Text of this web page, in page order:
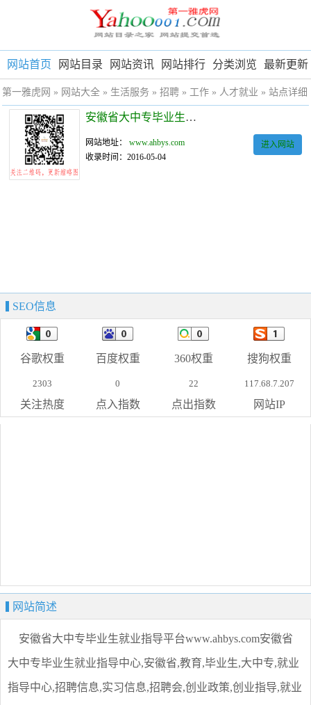
网站首页 网站目录 网站资讯 网站排行 分类浏览 最新更新
第一雅虎网 » 网站大全 » 生活服务 » 招聘 » 工作 » 人才就业 » 站点详细
安徽省大中专毕业生就业指导平台
网站地址：www.ahbys.com
收录时间：2016-05-04
进入网站
SEO信息
谷歌权重 百度权重 360权重 搜狗权重
2303
关注热度
0
点入指数
22
点出指数
117.68.7.207
网站IP
网站简述
安徽省大中专毕业生就业指导平台www.ahbys.com安徽省
大中专毕业生就业指导中心,安徽省,教育,毕业生,大中专,就业
指导中心,招聘信息,实习信息,招聘会,创业政策,创业指导,就业